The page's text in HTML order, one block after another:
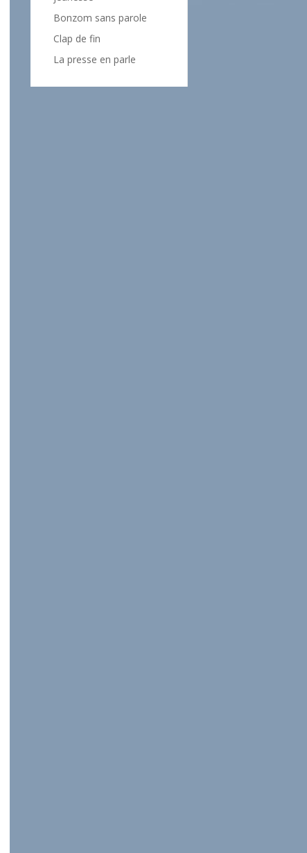
Bonzom sans parole
Clap de fin
La presse en parle